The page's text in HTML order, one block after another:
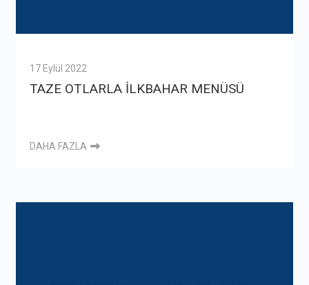
17 Eylül 2022
TAZE OTLARLA İLKBAHAR MENÜSÜ
DAHA FAZLA